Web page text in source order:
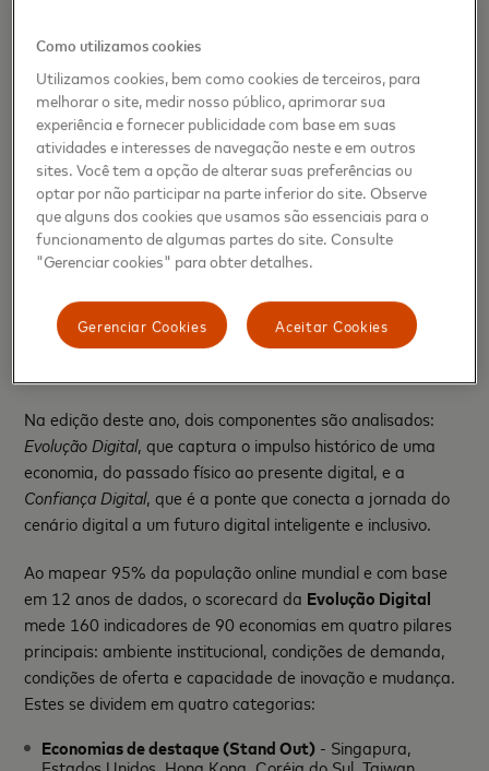
Na edição deste ano, dois componentes são analisados:
Evolução Digital, que captura o impulso histórico de uma
economia, do passado físico ao presente digital, e a
Confiança Digital, que é a ponte que conecta a jornada do
cenário digital a um futuro digital inteligente e inclusivo.
Ao mapear 95% da população online mundial e com base
em 12 anos de dados, o scorecard da Evolução Digital
mede 160 indicadores de 90 economias em quatro pilares
principais: ambiente institucional, condições de demanda,
condições de oferta e capacidade de inovação e mudança.
Estes se dividem em quatro categorias:
Economias de destaque (Stand Out) - Singapura,
Como utilizamos cookies
Utilizamos cookies, bem como cookies de terceiros, para
melhorar o site, medir nosso público, aprimorar sua
experiência e fornecer publicidade com base em suas
atividades e interesses de navegação neste e em outros
sites. Você tem a opção de alterar suas preferências ou
optar por não participar na parte inferior do site. Observe
que alguns dos cookies que usamos são essenciais para o
funcionamento de algumas partes do site. Consulte
"Gerenciar cookies" para obter detalhes.
Aceitar Cookies
Gerenciar Cookies